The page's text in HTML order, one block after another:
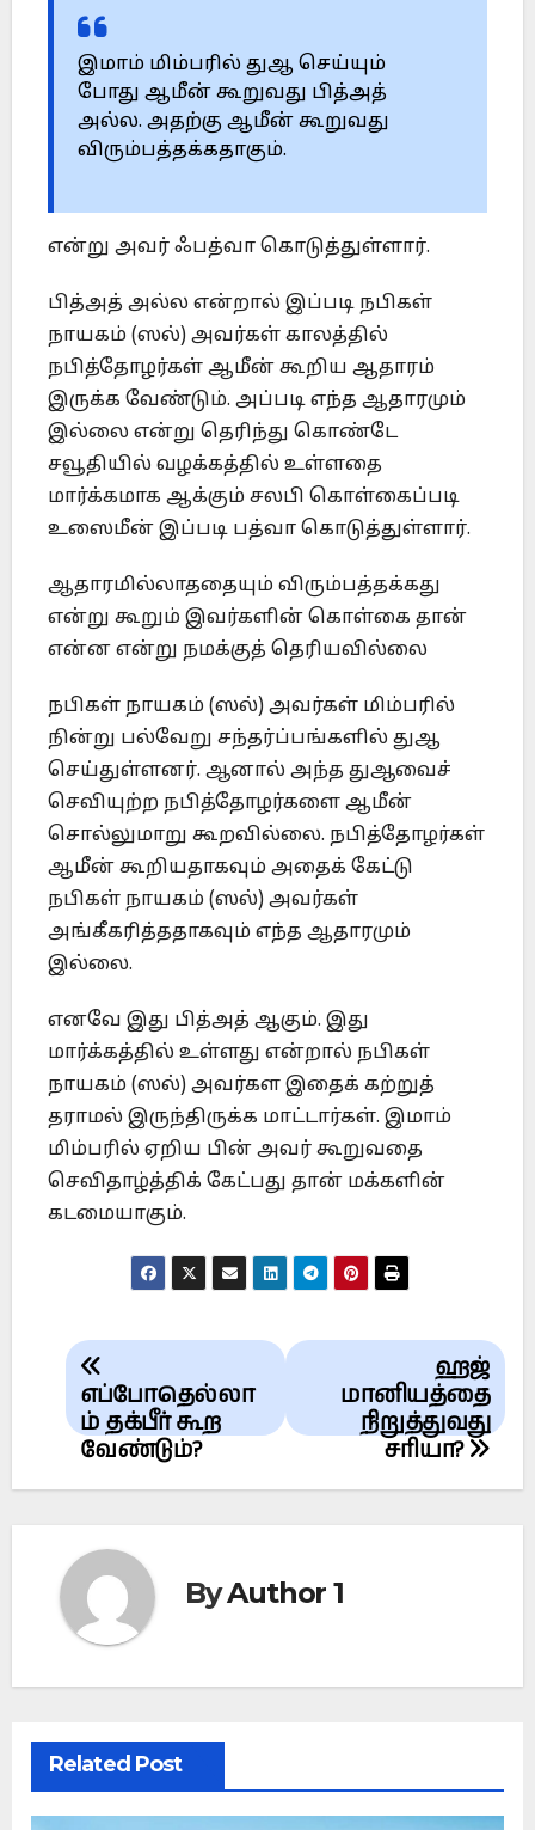
இமாம் மிம்பரில் துஆ செய்யும்
போது ஆமீன் கூறுவது பித்அத்
அல்ல. அதற்கு ஆமீன் கூறுவது
விரும்பத்தக்கதாகும்.
என்று அவர் ஃபத்வா கொடுத்துள்ளார்.
பித்அத் அல்ல என்றால் இப்படி நபிகள்
நாயகம் (ஸல்) அவர்கள் காலத்தில்
நபித்தோழர்கள் ஆமீன் கூறிய ஆதாரம்
இருக்க வேண்டும். அப்படி எந்த ஆதாரமும்
இல்லை என்று தெரிந்து கொண்டே
சவூதியில் வழக்கத்தில் உள்ளதை
மார்க்கமாக ஆக்கும் சலபி கொள்கைப்படி
உஸைமீன் இப்படி பத்வா கொடுத்துள்ளார்.
ஆதாரமில்லாததையும் விரும்பத்தக்கது
என்று கூறும் இவர்களின் கொள்கை தான்
என்ன என்று நமக்குத் தெரியவில்லை
நபிகள் நாயகம் (ஸல்) அவர்கள் மிம்பரில்
நின்று பல்வேறு சந்தர்ப்பங்களில் துஆ
செய்துள்ளனர். ஆனால் அந்த துஆவைச்
செவியுற்ற நபித்தோழர்களை ஆமீன்
சொல்லுமாறு கூறவில்லை. நபித்தோழர்கள்
ஆமீன் கூறியதாகவும் அதைக் கேட்டு
நபிகள் நாயகம் (ஸல்) அவர்கள்
அங்கீகரித்ததாகவும் எந்த ஆதாரமும்
இல்லை.
எனவே இது பித்அத் ஆகும். இது
மார்க்கத்தில் உள்ளது என்றால் நபிகள்
நாயகம் (ஸல்) அவர்கள இதைக் கற்றுத்
தராமல் இருந்திருக்க மாட்டார்கள். இமாம்
மிம்பரில் ஏறிய பின் அவர் கூறுவதை
செவிதாழ்த்திக் கேட்பது தான் மக்களின்
கடமையாகும்.
Post
navigation
ஹஜ்
மானியத்தை
நிறுத்துவது
சரியா?
எப்போதெல்லா
ம் தக்பீர் கூற
வேண்டும்?
ByAuthor 1
Related Post